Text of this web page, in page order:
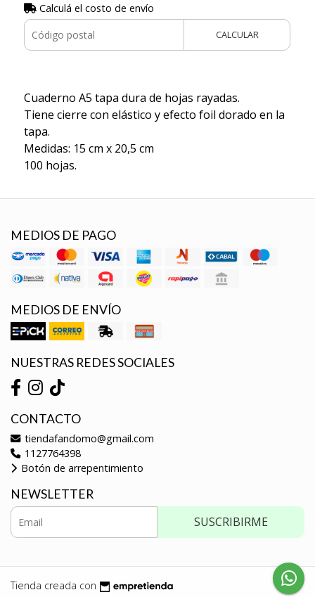
Calculá el costo de envío
CALCULAR
Cuaderno A5 tapa dura de hojas rayadas.
Tiene cierre con elástico y efecto foil dorado en la
tapa.
Medidas: 15 cm x 20,5 cm
100 hojas.
MEDIOS DE PAGO
MEDIOS DE ENVÍO
NUESTRAS REDES SOCIALES
CONTACTO
tiendafandomo@gmail.com
1127764398
Botón de arrepentimiento
NEWSLETTER
SUSCRIBIRME
Tienda creada con